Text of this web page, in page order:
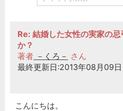
Re: 結婚した女性の実家の
か？
著者 －くろ－ さん
最終更新日:2013年08月09日
こんにちは。